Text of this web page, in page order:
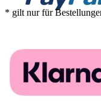
* gilt nur für